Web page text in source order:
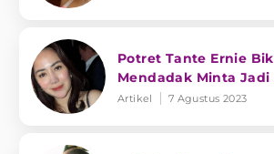
Potret Tante Ernie
Mendadak Minta
Artikel 7 Agustus 2023